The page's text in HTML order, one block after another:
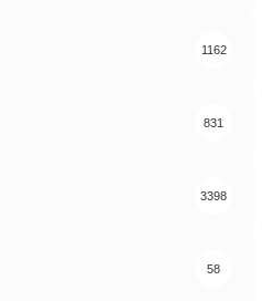
1162
831
3398
58